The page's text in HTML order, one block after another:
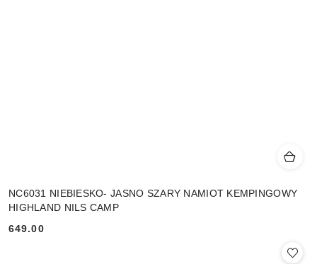
NC6031 NIEBIESKO- JASNO SZARY NAMIOT KEMPINGOWY
HIGHLAND NILS CAMP
Cena:
649.00